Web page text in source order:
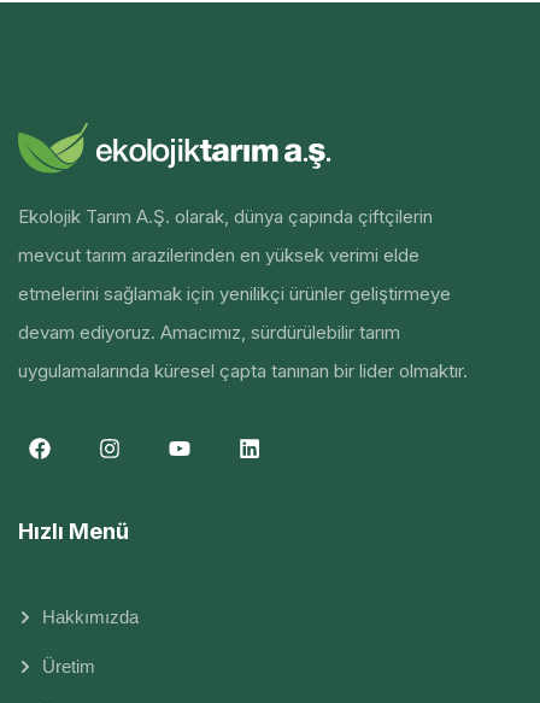
Ekolojik Tarım A.Ş. olarak, dünya çapında çiftçilerin
mevcut tarım arazilerinden en yüksek verimi elde
etmelerini sağlamak için yenilikçi ürünler geliştirmeye
devam ediyoruz. Amacımız, sürdürülebilir tarım
uygulamalarında küresel çapta tanınan bir lider olmaktır.
Hızlı Menü
Hakkımızda
Üretim